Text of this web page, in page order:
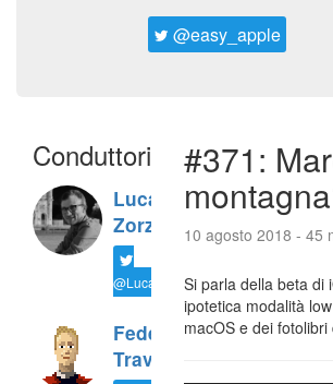
@easy_apple
Conduttori
Luca
Zorzi
@LucaTNT
Federico
Travaini
#371:
10 agosto 2018 - 45
Si parla della beta di
ipotetica modalità
macOS e dei fotolibri